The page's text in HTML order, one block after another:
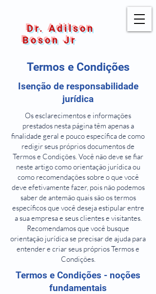
Dr. Adilson
Boson Jr
Termos e Condições
Isenção de responsabilidade
jurídica
Os esclarecimentos e informações
prestados nesta página têm apenas a
finalidade geral e pouco específica de como
redigir seus próprios documentos de
Termos e Condições. Você não deve se fiar
neste artigo como orientação jurídica ou
como recomendações sobre o que você
deve efetivamente fazer, pois não podemos
saber de antemão quais são os termos
específicos que você deseja estipular entre
a sua empresa e seus clientes e visitantes.
Recomendamos que você busque
orientação jurídica se precisar de ajuda para
entender e criar seus próprios Termos e
Condições.
Termos e Condições - noções
fundamentais